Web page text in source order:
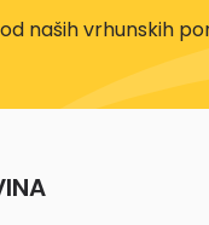
naših vrhunskih